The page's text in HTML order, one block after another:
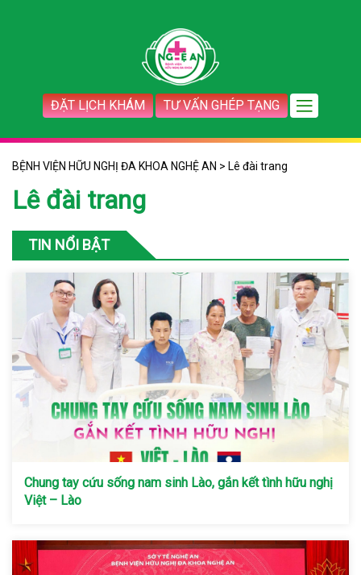
ĐẶT LỊCH KHÁM TƯ VẤN GHÉP TẠNG
BỆNH VIỆN HỮU NGHỊ ĐA KHOA NGHỆ AN > Lê đài trang
Lê đài trang
TIN NỔI BẬT
Chung tay cứu sống nam sinh Lào, gắn kết tình hữu nghị
Việt – Lào